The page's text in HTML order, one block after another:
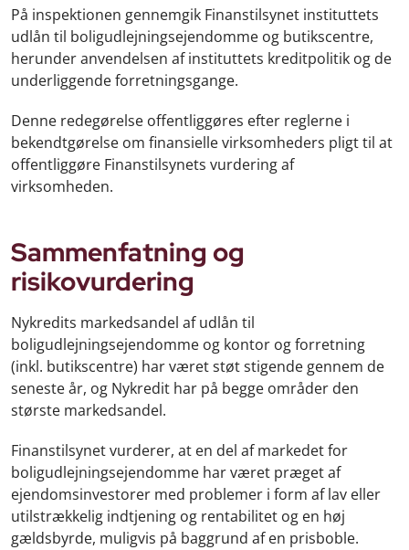
På inspektionen gennemgik Finanstilsynet instituttets
udlån til boligudlejningsejendomme og butikscentre,
herunder anvendelsen af instituttets kreditpolitik og de
underliggende forretningsgange.
Denne redegørelse offentliggøres efter reglerne i
bekendtgørelse om finansielle virksomheders pligt til at
offentliggøre Finanstilsynets vurdering af
virksomheden.
Sammenfatning og
risikovurdering
Nykredits markedsandel af udlån til
boligudlejningsejendomme og kontor og forretning
(inkl. butikscentre) har været støt stigende gennem de
seneste år, og Nykredit har på begge områder den
største markedsandel.
Finanstilsynet vurderer, at en del af markedet for
boligudlejningsejendomme har været præget af
ejendomsinvestorer med problemer i form af lav eller
utilstrækkelig indtjening og rentabilitet og en høj
gældsbyrde, muligvis på baggrund af en prisboble.